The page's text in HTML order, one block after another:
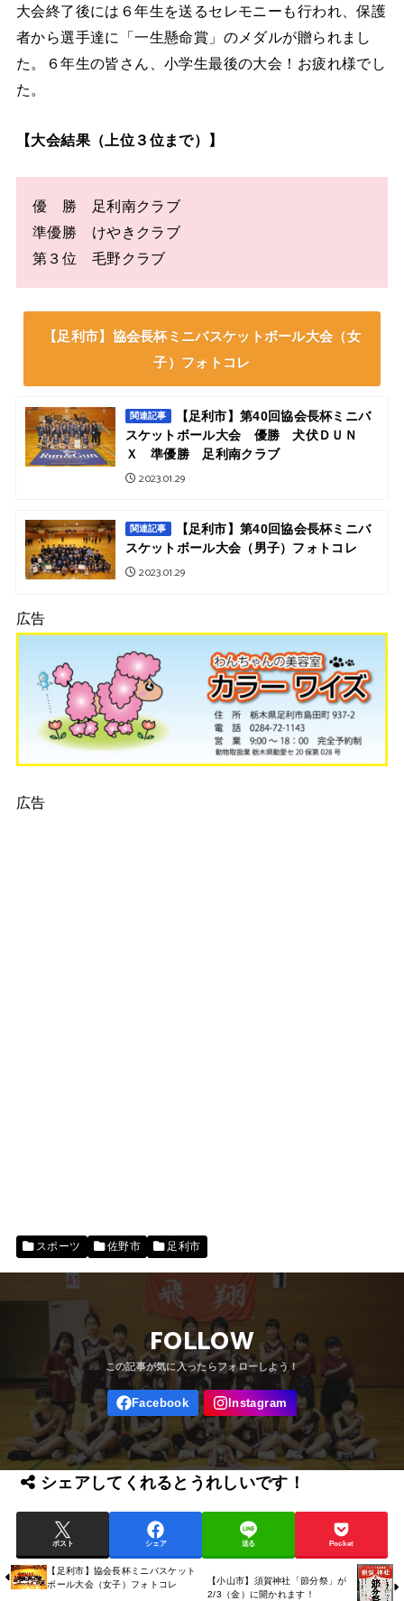
大会終了後には６年生を送るセレモニーも行われ、保護
者から選手達に「一生懸命賞」のメダルが贈られまし
た。６年生の皆さん、小学生最後の大会！お疲れ様でし
た。
【大会結果（上位３位まで）】
優 勝 足利南クラブ
準優勝 けやきクラブ
第３位 毛野クラブ
【足利市】協会長杯ミニバスケットボール大会（女
子）フォトコレ
関連記事
【足利市】第40回協会長杯ミニバ
スケットボール大会 優勝 犬伏ＤＵＮ
Ｘ 準優勝 足利南クラブ
2023.01.29
関連記事
【足利市】第40回協会長杯ミニバ
スケットボール大会（男子）フォトコレ
2023.01.29
広告
広告
スポーツ 佐野市 足利市
FOLLOW
シェアしてくれるとうれしいです！
ポスト シェア 送る Pocket
【足利市】協会長杯ミニバスケット
ボール大会（女子）フォトコレ
【小山市】須賀神社「節分祭」が
2/3（金）に開かれます！